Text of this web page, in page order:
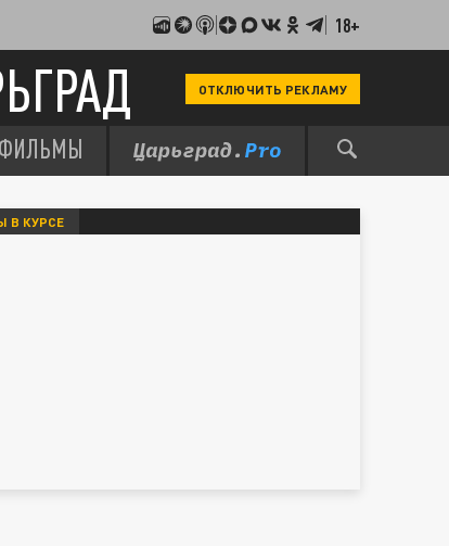
18+
ОТКЛЮЧИТЬ РЕКЛАМУ
ФИЛЬМЫ
В КУРСЕ